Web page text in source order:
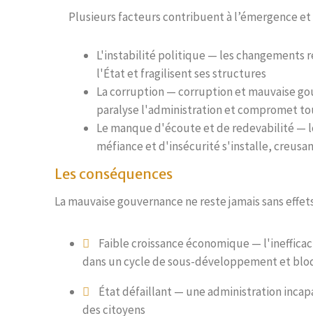
Plusieurs facteurs contribuent à l’émergence
L'instabilité politique — les changements
l'État et fragilisent ses structures
La corruption — corruption et mauvaise
paralyse l'administration et compromet
Le manque d'écoute et de redevabilité —
méfiance et d'insécurité s'installe,
Les conséquences
La mauvaise gouvernance ne reste jamais sans
Faible croissance économique —
dans un cycle de sous-développement et
État défaillant — une administration
des citoyens